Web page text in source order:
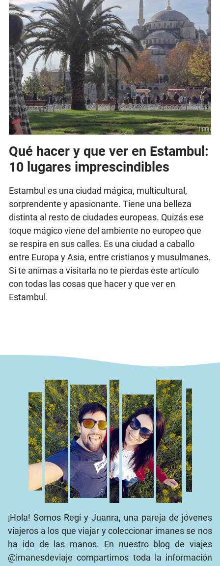
Qué hacer y que ver en Estambul:
10 lugares imprescindibles
Estambul es una ciudad mágica, multicultural,
sorprendente y apasionante. Tiene una belleza
distinta al resto de ciudades europeas. Quizás ese
toque mágico viene del ambiente no europeo que
se respira en sus calles. Es una ciudad a caballo
entre Europa y Asia, entre cristianos y musulmanes.
Si te animas a visitarla no te pierdas este artículo
con todas las cosas que hacer y que ver en
Estambul.
¡Hola! Somos Regi y Juanra, una pareja de jóvenes
viajeros a los que viajar y coleccionar imanes se nos
ha ido de las manos. En nuestro blog de viajes
@imanesdeviaje compartimos toda la información